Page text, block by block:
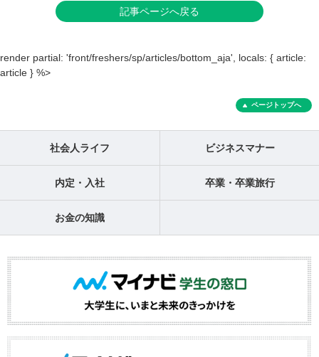
記事ページへ戻る
render partial: 'front/freshers/sp/articles/bottom_aja', locals: { article:
article } %>
ページトップへ
社会人ライフ ビジネスマナー
内定・入社 卒業・卒業旅行
お金の知識